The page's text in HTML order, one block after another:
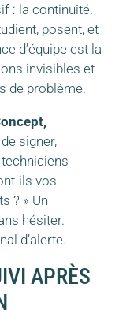
: la continuité.
posent, et
d’équipe est la
invisibles et
de problème.
signer,
ils vos
? » Un
hésiter.
d’alerte.
APRÈS